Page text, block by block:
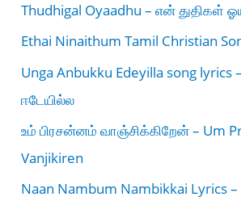
Thudhigal Oyaadhu – என் துதிகள்
Ethai Ninaithum Tamil Christian
Unga Anbukku Edeyilla song lyrics
ஈடேயில்ல
உம் பிரசன்னம் வாஞ்சிக்கிறேன் – Um
Vanjikiren
Naan Nambum Nambikkai Lyrics –